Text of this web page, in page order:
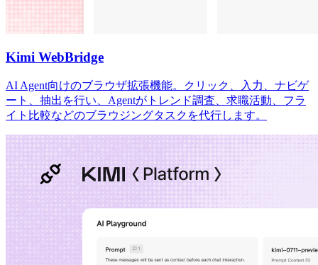
Kimi WebBridge
AI Agent向けのブラウザ拡張機能。クリック、入力、ナビゲ
ート、抽出を行い、Agentがトレンド調査、求職活動、フラ
イト比較などのブラウジングタスクを代行します。